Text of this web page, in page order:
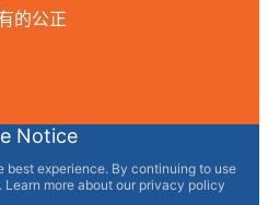
的公正
Notice
best experience. By continuing to use
more about our privacy policy